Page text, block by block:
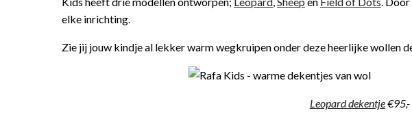
elke inrichting.
Zie jij jouw kindje al lekker warm wegkruipen onder deze heerlijke wollen
Leopard dekentje€95,-